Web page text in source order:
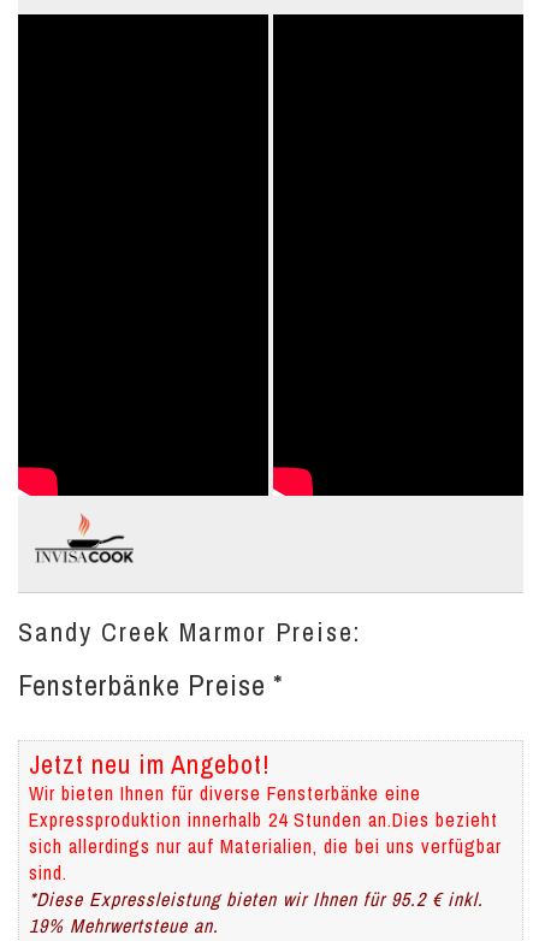
Sandy Creek Marmor Preise:
Fensterbänke Preise *
Jetzt neu im Angebot!
Wir bieten Ihnen für diverse Fensterbänke eine
Expressproduktion innerhalb 24 Stunden an.Dies bezieht
sich allerdings nur auf Materialien, die bei uns verfügbar
sind.
*Diese Expressleistung bieten wir Ihnen für 95.2 € inkl.
19% Mehrwertsteue an.